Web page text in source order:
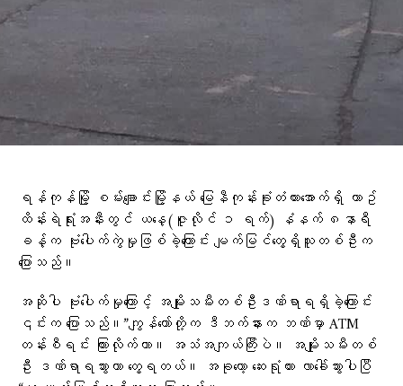
ရန်ကုန်မြို့ စမ်းချောင်းမြို့နယ် မြေနီကုန်းခုံးတံတားအောက်ရှိ ယာဥ်
ထိန်းရဲရုံးအနီးတွင် ယနေ့(ဇူလိုင် ၁ ရက်) နံနက် ၈နာရီ
ခန့်က ဗုံးပေါက်ကွဲမှုဖြစ်ခဲ့ကြောင်း မျက်မြင်တွေ့ရှိသူတစ်ဦးက
ပြောသည်။
အဆိုပါ ဗုံးပေါက်မှုကြောင့် အမျိုးသမီးတစ်ဦးဒဏ်ရာရရှိခဲ့ကြောင်း
၎င်းက ပြောသည်။”ကျွန်တော်တို့က ဒီဘက်နားက ဘဏ်မှာ ATM
တန်းစီရင်း ကြားလိုက်တာ။ အသံအကျယ်ကြီးပဲ။ အမျိုးသမီးတစ်
ဦး ဒဏ်ရာရသွားတာ တွေ့ရတယ်။ အခုတော့ ဆေးရုံကား လာခေါ်သွားပါပြီ